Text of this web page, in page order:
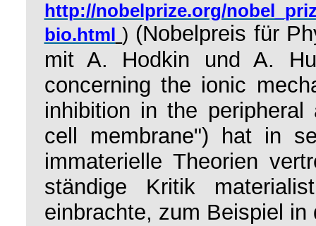
http://nobelprize.org/
bio.html
) (Nobelpreis für
mit A. Hodkin und A.
concerning the ionic
inhibition in the
cell membrane")
hat in
immaterielle Theorien
ständige Kritik
einbrachte, zum Beispiel in